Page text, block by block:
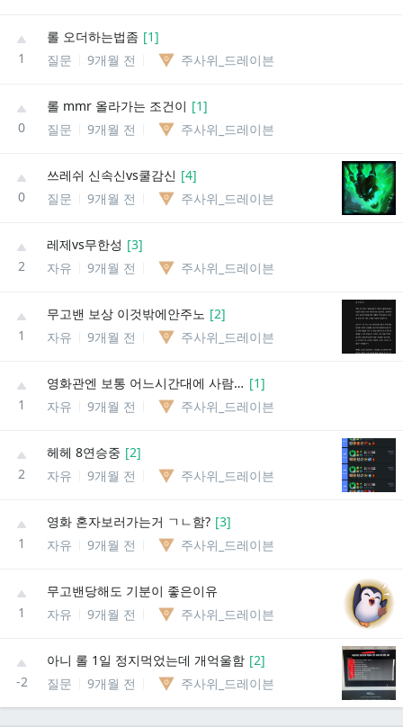
1
롤 오더하는법좀 [1]
질문
9개월 전 주사위_드레이븐
0
롤 mmr 올라가는 조건이 [1]
질문
9개월 전 주사위_드레이븐
0
쓰레쉬 신속신vs쿨감신 [4]
질문
9개월 전 주사위_드레이븐
2
레제vs무한성 [3]
자유
9개월 전 주사위_드레이븐
1
무고밴 보상 이것밖에안주노 [2]
자유
9개월 전 주사위_드레이븐
1
영화관엔 보통 어느시간대에 사람이 가장 적음? [1]
자유
9개월 전 주사위_드레이븐
2
헤헤 8연승중 [2]
자유
9개월 전 주사위_드레이븐
1
영화 혼자보러가는거 ㄱㄴ함? [3]
자유
9개월 전 주사위_드레이븐
1
무고밴당해도 기분이 좋은이유
자유
9개월 전 주사위_드레이븐
-2
아니 롤 1일 정지먹었는데 개억울함 [2]
질문
9개월 전 주사위_드레이븐